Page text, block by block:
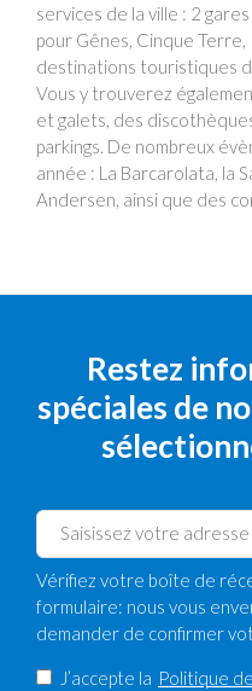
services de la ville : 2
pour Gênes, Cinque
destinations touristiques
Vous y trouverez
et galets, des
parkings. De nombreux
année : La Barcarolata, la
Andersen, ainsi que des
Restez
spéciales de
Vérifiez votre boîte de
formulaire: nous vous
demander de confirmer
J’accepte la Politique